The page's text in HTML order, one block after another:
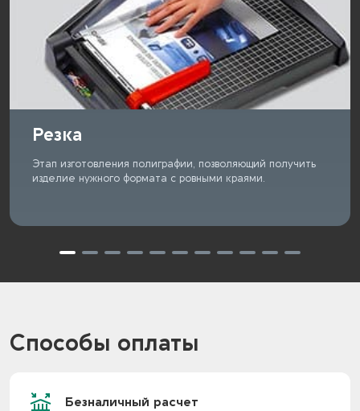
Резка
Этап изготовления полиграфии, позволяющий получить
изделие нужного формата с ровными краями.
Способы оплаты
Безналичный расчет